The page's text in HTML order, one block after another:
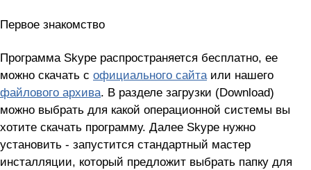
Первое знакомство
Программа Skype распространяется бесплатно, ее
можно скачать с официального сайтаили нашего
файлового архива. В разделе загрузки (Download)
можно выбрать для какой операционной системы вы
хотите скачать программу. Далее Skype нужно
установить - запустится стандартный мастер
инсталляции, который предложит выбрать папку для